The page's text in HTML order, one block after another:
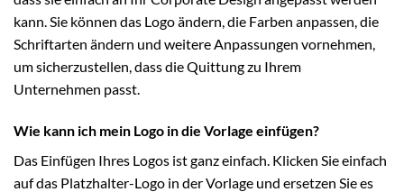
kann. Sie können das Logo ändern, die Farben anpassen, die
Schriftarten ändern und weitere Anpassungen vornehmen,
um sicherzustellen, dass die Quittung zu Ihrem
Unternehmen passt.
Wie kann ich mein Logo in die Vorlage einfügen?
Das Einfügen Ihres Logos ist ganz einfach. Klicken Sie einfach
auf das Platzhalter-Logo in der Vorlage und ersetzen Sie es